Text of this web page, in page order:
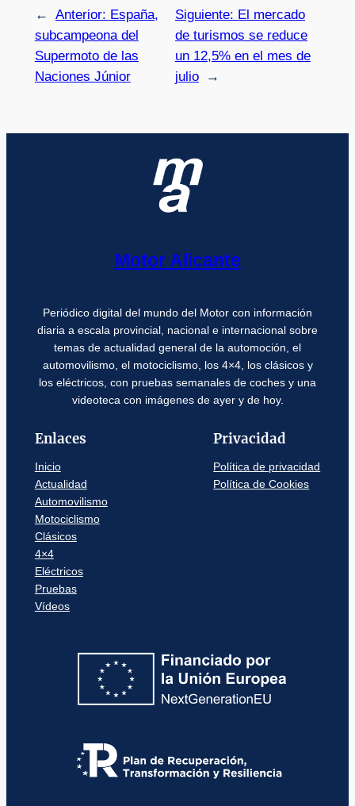
← Anterior: España,
subcampeona del
Supermoto de las
Naciones Júnior
Siguiente: El mercado
de turismos se reduce
un 12,5% en el mes de
julio
→
Motor Alicante
Periódico digital del mundo del Motor con información
diaria a escala provincial, nacional e internacional sobre
temas de actualidad general de la automoción, el
automovilismo, el motociclismo, los 4×4, los clásicos y
los eléctricos, con pruebas semanales de coches y una
videoteca con imágenes de ayer y de hoy.
Enlaces
Inicio
Actualidad
Automovilismo
Motociclismo
Clásicos
4×4
Eléctricos
Pruebas
Vídeos
Privacidad
Política de privacidad
Política de Cookies